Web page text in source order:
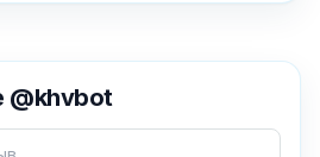
@khvbot